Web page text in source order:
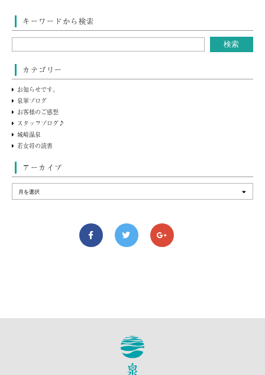
キーワードから検索
カテゴリー
お知らせです。
泉翠ブログ
お客様のご感想
スタッフブログ♪
城崎温泉
若女将の読書
アーカイブ